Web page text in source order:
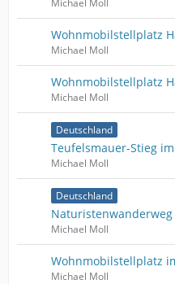
Michael Moll
Wohnmobilstellplatz
Michael Moll
Wohnmobilstellplatz
Michael Moll
Deutschland
Teufelsmauer-Stieg
Michael Moll
Deutschland
Naturistenwanderweg
Michael Moll
Wohnmobilstellplatz
Michael Moll